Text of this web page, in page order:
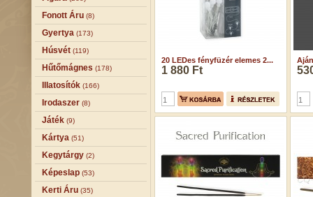
Fonott Áru (8)
Gyertya (173)
Húsvét (119)
Hűtőmágnes (178)
Illatosítók (166)
Irodaszer (8)
Játék (9)
Kártya (51)
Kegytárgy (2)
Képeslap (53)
Kerti Áru (35)
20 LEDes fényfüzér elemes 2...
1 880 Ft